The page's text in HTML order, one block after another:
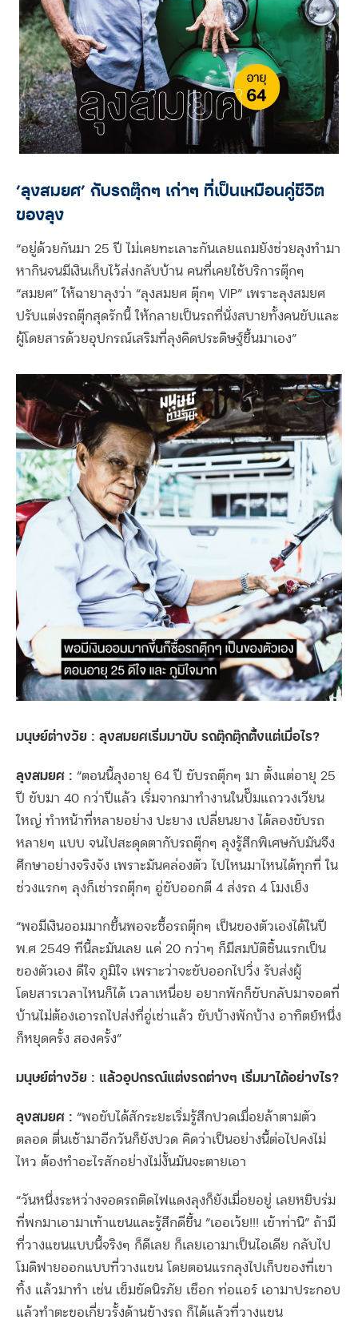
‘ลุงสมยศ’ กับรถตุ๊กๆ เก่าๆ ที่เป็นเหมือนคู่ชีวิต
ของลุง
“อยู่ด้วยกันมา 25 ปี ไม่เคยทะเลาะกันเลยแถมยังช่วยลุงทำมา
หากินจนมีเงินเก็บไว้ส่งกลับบ้าน คนที่เคยใช้บริการตุ๊กๆ
“สมยศ” ให้ฉายาลุงว่า “ลุงสมยศ ตุ๊กๆ VIP” เพราะลุงสมยศ
ปรับแต่งรถตุ๊กสุดรักนี้ ให้กลายเป็นรถที่นั่งสบายทั้งคนขับและ
ผู้โดยสารด้วยอุปกรณ์เสริมที่ลุงคิดประดิษฐ์ขึ้นมาเอง”
มนุษย์ต่างวัย : ลุงสมยศเริ่มมาขับ รถตุ๊กตุ๊กตั้งแต่เมื่อไร?
ลุงสมยศ : “ตอนนี้ลุงอายุ 64 ปี ขับรถตุ๊กๆ มา ตั้งแต่อายุ 25
ปี ขับมา 40 กว่าปีแล้ว เริ่มจากมาทำงานในปั๊มแถววงเวียน
ใหญ่ ทำหน้าที่หลายอย่าง ปะยาง เปลี่ยนยาง ได้ลองขับรถ
หลายๆ แบบ จนไปสะดุดตากับรถตุ๊กๆ ลุงรู้สึกพิเศษกับมันจึง
ศึกษาอย่างจริงจัง เพราะมันคล่องตัว ไปไหนมาไหนได้ทุกที่ ใน
ช่วงแรกๆ ลุงก็เช่ารถตุ๊กๆ อู่ขับออกตี 4 ส่งรถ 4 โมงเย็ง
“พอมีเงินออมมากขึ้นพอจะซื้อรถตุ๊กๆ เป็นของตัวเองได้ในปี
พ.ศ 2549 ทีนี้ละมันเลย แค่ 20 กว่าๆ ก็มีสมบัติชิ้นแรกเป็น
ของตัวเอง ดีใจ ภูมิใจ เพราะว่าจะขับออกไปวิ่ง รับส่งผู้
โดยสารเวลาไหนก็ได้ เวลาเหนื่อย อยากพักก็ขับกลับมาจอดที่
บ้านไม่ต้องเอารถไปส่งที่อู่เช่าแล้ว ขับบ้างพักบ้าง อาทิตย์หนึ่ง
ก็หยุดครั้ง สองครั้ง”
มนุษย์ต่างวัย : แล้วอุปกรณ์แต่งรถต่างๆ เริ่มมาได้อย่างไร?
ลุงสมยศ : “พอขับได้สักระยะเริ่มรู้สึกปวดเมื่อยล้าตามตัว
ตลอด ตื่นเช้ามาอีกวันก็ยังปวด คิดว่าเป็นอย่างนี้ต่อไปคงไม่
ไหว ต้องทำอะไรสักอย่างไม่งั้นมันจะตายเอา
“วันหนึ่งระหว่างจอดรถติดไฟแดงลุงก็ยังเมื่อยอยู่ เลยหยิบร่ม
ที่พกมาเอามาเท้าแขนและรู้สึกดีขึ้น “เออเว้ย!!! เข้าท่านิ” ถ้ามี
ที่วางแขนแบบนี้จริงๆ ก็ดีเลย ก็เลยเอามาเป็นไอเดีย กลับไป
โมดิฟายออกแบบที่วางแขน โดยตอนแรกลุงไปเก็บของที่เขา
ทิ้ง แล้วมาทำ เช่น เข็มขัดนิรภัย เชือก ท่อแอร์ เอามาประกอบ
แล้วทำตะขอเกี่ยวรั้งด้านข้างรถ ก็ได้แล้วที่วางแขน